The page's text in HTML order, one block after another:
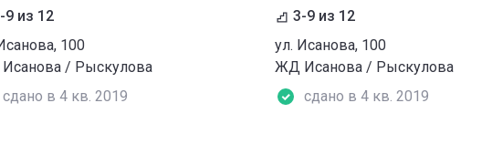
9 из 12
100
/ Рыскулова
сдано в 4 кв. 2019
3-9 из 12
ул. Исанова, 100
ЖД Исанова / Рыскулова
сдано в 4 кв. 2019